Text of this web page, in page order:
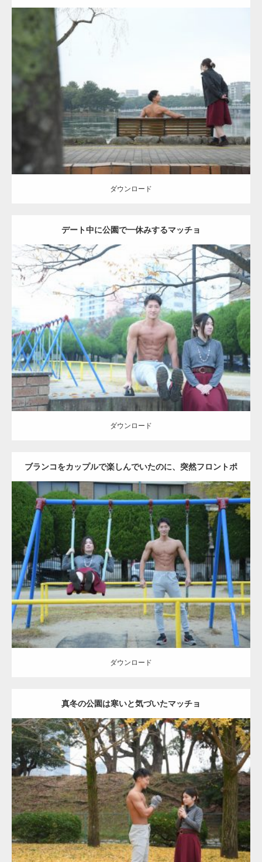
公園のマッチョ AKIHITO(細マッチョ) 背中
ダウンロード
ダウンロード
デート中に公園で一休みするマッチョ
Update:2021.07.6
Category:公園のマッチョ その他 AKIHITO(細マッチョ) 腹筋
ダウンロード
ダウンロード
ブランコをカップルで楽しんでいたのに、突然フロントポ
ーズをするマッチョ
Update: 2021.07.6
Category:公園のマッチョ その他 AKIHITO(細マッチョ) 腹筋 大胸筋
ダウンロード
ダウンロード
真冬の公園は寒いと気づいたマッチョ
Update: 2021.07.8
Category:公園のマッチョ その他 AKIHITO(細マッチョ) 上腕三頭筋
肩
ダウンロード